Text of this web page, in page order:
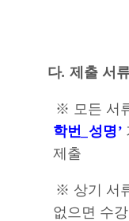
다. 제출 서
※ 모든 서
학번 성명 ’
제출
※ 상기 서
없으면 수